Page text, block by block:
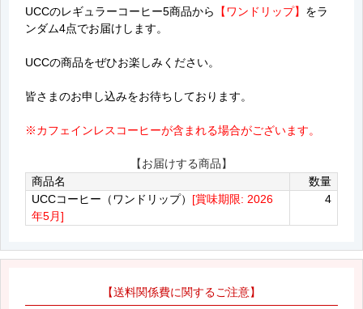
UCCのレギュラーコーヒー5商品から 【ワンドリップ】 をラ
ンダム4点でお届けします。
UCCの商品をぜひお楽しみください。
皆さまのお申し込みをお待ちしております。
※カフェインレスコーヒーが含まれる場合がございます。
【お届けする商品】
商品名
数量
UCCコーヒー（ワンドリップ） [賞味期限: 2026
年5月]
4
【送料関係費に関するご注意】